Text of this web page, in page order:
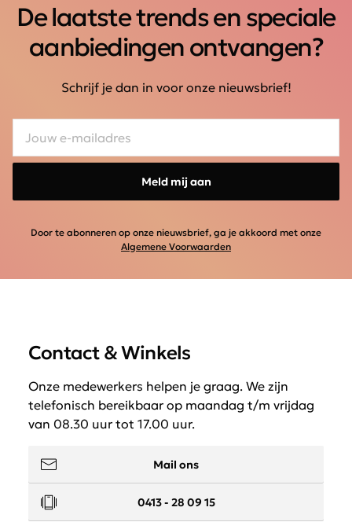
De laatste trends en speciale
aanbiedingen ontvangen?
Schrijf je dan in voor onze nieuwsbrief!
Meld mij aan
Door te abonneren op onze nieuwsbrief, ga je akkoord met onze
Algemene Voorwaarden
Contact & Winkels
Onze medewerkers helpen je graag. We zijn
telefonisch bereikbaar op maandag t/m vrijdag
van 08.30 uur tot 17.00 uur.
Mail ons
0413 - 28 09 15